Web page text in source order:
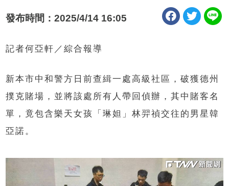
發布時間：2025/4/14 16:05
記者何亞軒／綜合報導
新本市中和警方日前查緝一處高級社區，破獲德州
撲克賭場，並將該處所有人帶回偵辦，其中賭客名
單，竟包含樂天女孩「琳妲」林羿禎交往的男星韓
亞諾。